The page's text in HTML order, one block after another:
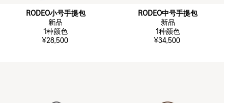
RODEO小号手提包
新品
1种颜色
¥28,500
RODEO中号手提包
新品
1种颜色
¥34,500